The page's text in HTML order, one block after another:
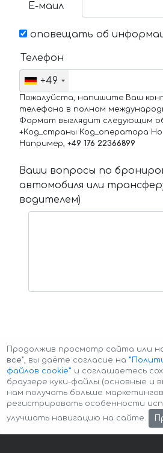
Е-маил
оповещать об
Телефон
+49
Пожалуйста, напишите Ваш
телефона в полном
Формат выглядит следующим
+Код_страны Код_оператора
Например, +49 176 22366899
Ваши вопросы по
автомобиля или
водителем)
Авторские права © 2026 Авто-
Продолжив просмотр сайта или
все", вы даёте согласие на
файлов cookie” и соглашаетесь
браузере куки-файлы (основные и
нам получать больше
регистрировать особенности
улучшать навигацию на сайте.